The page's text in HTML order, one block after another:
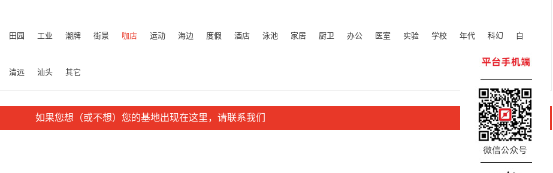
田园 工业 潮牌 街景 咖店 运动 海边 度假 酒店 泳池 家居 厨卫 办公 医室 实验 学校 年代 科幻
白
清远 汕头 其它
如果您想（或不想）您的基地出现在这里，请联系我们